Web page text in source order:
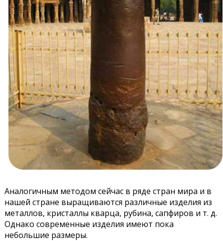
Аналогичным методом сейчас в ряде стран мира и в
нашей стране выращиваются различные изделия из
металлов, кристаллы кварца, рубина, сапфиров и т. д.
Однако современные изделия имеют пока
небольшие размеры.